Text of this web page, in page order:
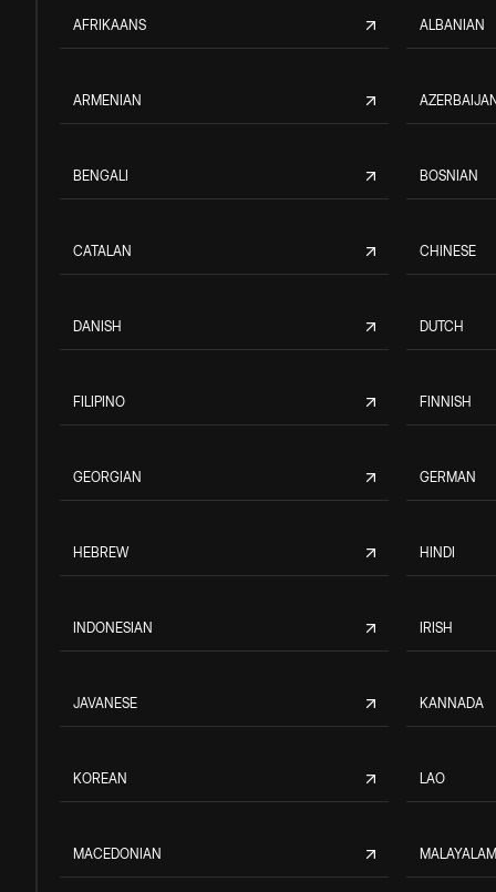
AFRIKAANS ALBANIAN
ARMENIAN
BENGALI BOSNIAN
CATALAN CHINESE
DANISH DUTCH
FILIPINO FINNISH
GEORGIAN GERMAN
HEBREW HINDI
INDONESIAN IRISH
JAVANESE KANNADA
KOREAN LAO
MACEDONIAN MALAYALAM